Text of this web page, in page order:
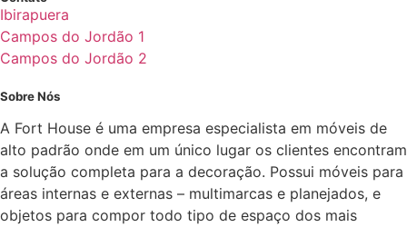
Ibirapuera
Campos do Jordão 1
Campos do Jordão 2
Sobre Nós
A Fort House é uma empresa especialista em móveis de
alto padrão onde em um único lugar os clientes encontram
a solução completa para a decoração. Possui móveis para
áreas internas e externas – multimarcas e planejados, e
objetos para compor todo tipo de espaço dos mais